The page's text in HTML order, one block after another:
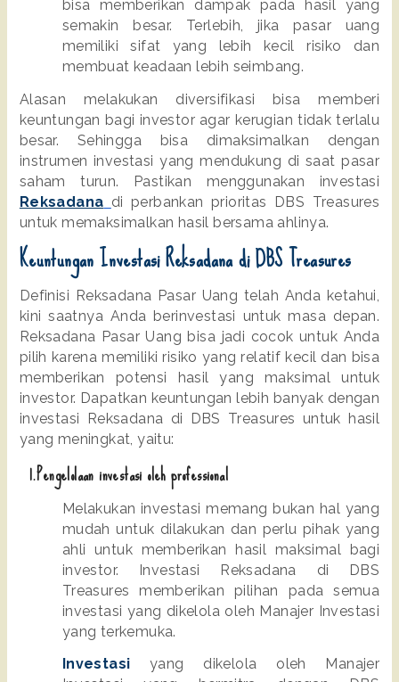
bisa memberikan dampak pada hasil yang
semakin besar. Terlebih, jika pasar uang
memiliki sifat yang lebih kecil risiko dan
membuat keadaan lebih seimbang.
Alasan melakukan diversifikasi bisa memberi
keuntungan bagi investor agar kerugian tidak terlalu
besar. Sehingga bisa dimaksimalkan dengan
instrumen investasi yang mendukung di saat pasar
Reksadana di perbankan prioritas DBS Treasures
untuk memaksimalkan hasil bersama ahlinya.
Keuntungan Investasi Reksadana di DBS Treasures
Definisi Reksadana Pasar Uang telah Anda ketahui,
kini saatnya Anda berinvestasi untuk masa depan.
Reksadana Pasar Uang bisa jadi cocok untuk Anda
pilih karena memiliki risiko yang relatif kecil dan bisa
memberikan potensi hasil yang maksimal untuk
investor. Dapatkan keuntungan lebih banyak dengan
investasi Reksadana di DBS Treasures untuk hasil
yang meningkat, yaitu:
  1.Pengelolaan investasi oleh professional
Melakukan investasi memang bukan hal yang
mudah untuk dilakukan dan perlu pihak yang
ahli untuk memberikan hasil maksimal bagi
investor. Investasi Reksadana di DBS
Treasures memberikan pilihan pada semua
investasi yang dikelola oleh Manajer Investasi
yang terkemuka.
Investasi yang dikelola oleh Manajer